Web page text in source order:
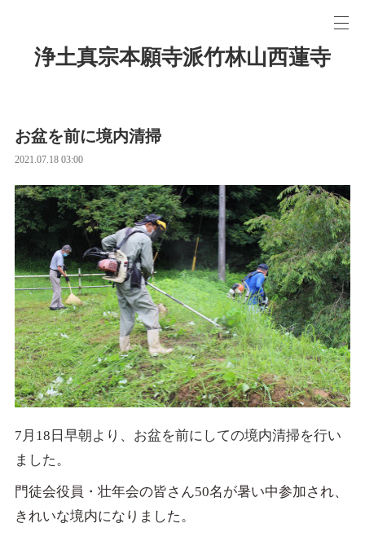
浄土真宗本願寺派竹林山西蓮寺
お盆を前に境内清掃
2021.07.18 03:00
7月18日早朝より、お盆を前にしての境内清掃を行い
ました。
門徒会役員・壮年会の皆さん50名が暑い中参加され、
きれいな境内になりました。